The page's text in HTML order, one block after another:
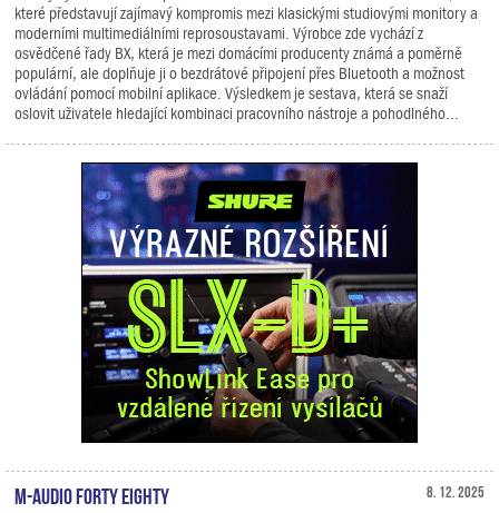
které představují zajímavý kompromis mezi klasickými studiovými monitory a
moderními multimediálními reprosoustavami. Výrobce zde vychází z
osvědčené řady BX, která je mezi domácími producenty známá a poměrně
populární, ale doplňuje ji o bezdrátové připojení přes Bluetooth a možnost
ovládání pomocí mobilní aplikace. Výsledkem je sestava, která se snaží
oslovit uživatele hledající kombinaci pracovního nástroje a pohodlného...
8. 12. 2025
M-Audio Forty Eighty